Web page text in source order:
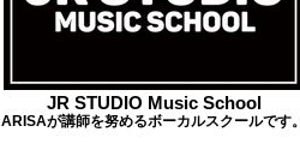
JR STUDIO Music School
ARISAが講師を努めるボーカルスクールです。